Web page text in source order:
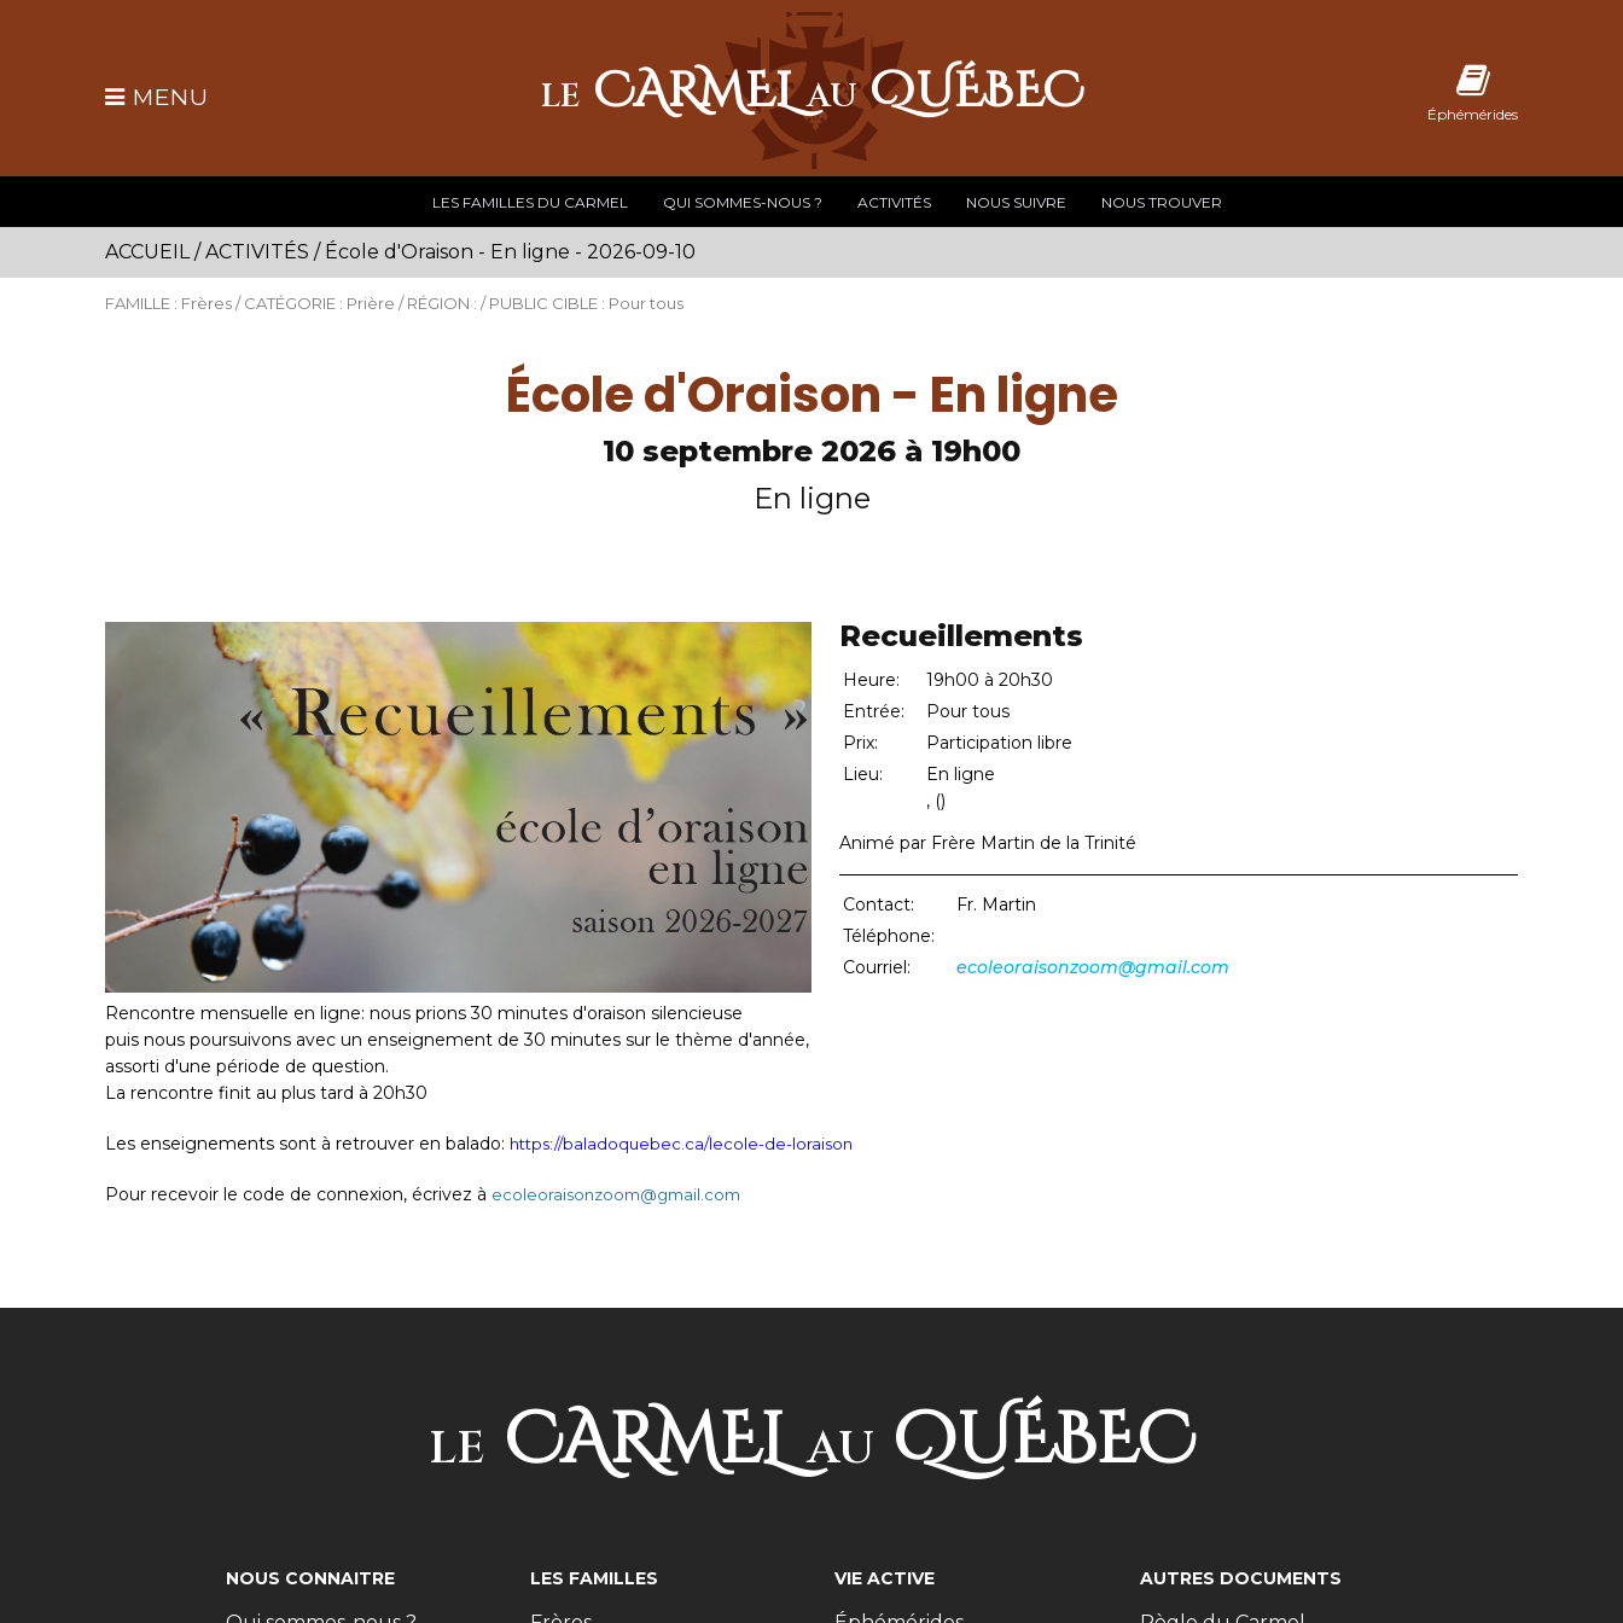
Éphémérides
MENU LE CARMELAUQUÉBEC
LES FAMILLES DU CARMEL QUI SOMMES-NOUS ? ACTIVITÉS NOUS SUIVRE NOUS TROUVER
ACCUEIL /ACTIVITÉS / École d'Oraison - En ligne - 2026-09-10
FAMILLE : Frères / CATÉGORIE : Prière / RÉGION : / PUBLIC CIBLE : Pour tous
École d'Oraison - En ligne
10 septembre 2026 à 19h00
En ligne
Recueillements
Heure:
19h00 à 20h30
Entrée:
Pour tous
Prix:
Participation libre
Lieu:
En ligne
, ()
Animé par Frère Martin de la Trinité
Contact:
Fr. Martin
Téléphone:
Courriel:
ecoleoraisonzoom@gmail.com
Rencontre mensuelle en ligne: nous prions 30 minutes d'oraison silencieuse
puis nous poursuivons avec un enseignement de 30 minutes sur le thème d'année,
assorti d'une période de question.
La rencontre finit au plus tard à 20h30
Les enseignements sont à retrouver en balado: https://baladoquebec.ca/lecole-de-loraison
Pour recevoir le code de connexion, écrivez à ecoleoraisonzoom@gmail.com
LE CARMELAU QUÉBEC
NOUS CONNAITRE LES FAMILLES VIE ACTIVE AUTRES DOCUMENTS